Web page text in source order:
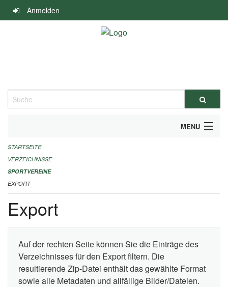
Navigation
überspringen
Anmelden
Suche
MENU
ALLGEMEINE INFORMATIONEN
FINANZIELLE UNTERSTÜTZUNG BENÖTIGT?
KONTAKT
STARTSEITE
VERZEICHNISSE
SPORTVEREINE
EXPORT
Export
Auf der rechten Seite können Sie die Einträge des
Verzeichnisses für den Export filtern. Die
resultierende Zip-Datei enthält das gewählte Format
sowie alle Metadaten und allfällige Bilder/Dateien.